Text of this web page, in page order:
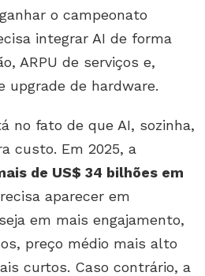
o campeonato
integrar AI de forma
ARPU de serviços e,
upgrade de hardware.
no fato de que AI, sozinha,
custo. Em 2025, a
de US$ 34 bilhões em
aparecer em
em mais engajamento,
preço médio mais alto
curtos. Caso contrário, a